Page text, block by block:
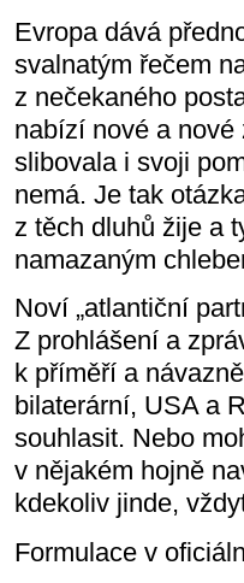
Evropa dává
svalnatým řečem
z nečekaného
nabízí nové a nové
slibovala i svoji
nemá. Je tak
z těch dluhů žije a
namazaným
Noví „atlantiční
Z prohlášení a
k příměří a
bilaterární, USA a
souhlasit. Nebo
v nějakém hojně
kdekoliv jinde,
Formulace v